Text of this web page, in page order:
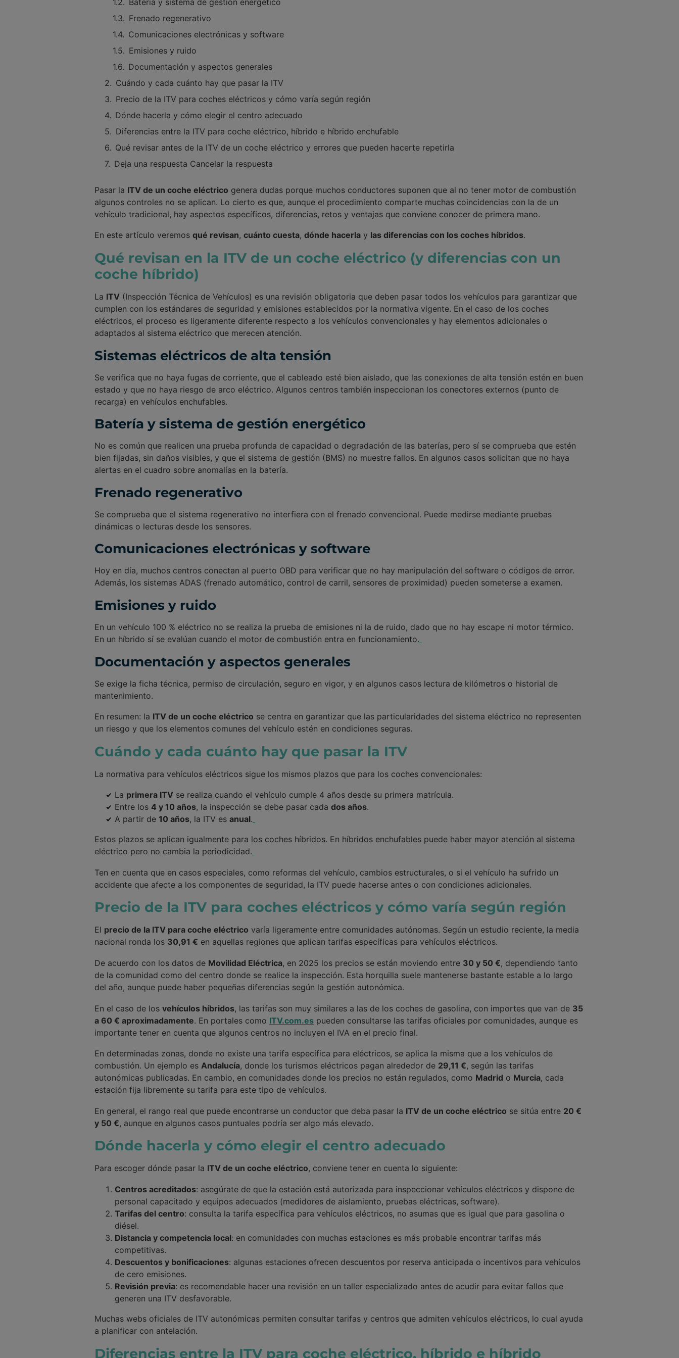
Frenado regenerativo
Comunicaciones electrónicas y software
Emisiones y ruido
Documentación y aspectos generales
Cuándo y cada cuánto hay que pasar la ITV
Precio de la ITV para coches eléctricos y cómo varía según región
Dónde hacerla y cómo elegir el centro adecuado
Diferencias entre la ITV para coche eléctrico, híbrido e híbrido enchufable
Qué revisar antes de la ITV de un coche eléctrico y errores que pueden hacerte repetirla
Deja una respuesta Cancelar la respuesta
Pasar la ITV de un coche eléctrico genera dudas porque muchos conductores suponen que al no tener motor de combustión
algunos controles no se aplican. Lo cierto es que, aunque el procedimiento comparte muchas coincidencias con la de un
vehículo tradicional, hay aspectos específicos, diferencias, retos y ventajas que conviene conocer de primera mano.
En este artículo veremos qué revisan, cuánto cuesta, dónde hacerla y las diferencias con los coches híbridos.
Qué revisan en la ITV de un coche eléctrico (y diferencias con un
coche híbrido)
La ITV (Inspección Técnica de Vehículos) es una revisión obligatoria que deben pasar todos los vehículos para garantizar que
cumplen con los estándares de seguridad y emisiones establecidos por la normativa vigente. En el caso de los coches
eléctricos, el proceso es ligeramente diferente respecto a los vehículos convencionales y hay elementos adicionales o
adaptados al sistema eléctrico que merecen atención.
Sistemas eléctricos de alta tensión
Se verifica que no haya fugas de corriente, que el cableado esté bien aislado, que las conexiones de alta tensión estén en buen
estado y que no haya riesgo de arco eléctrico. Algunos centros también inspeccionan los conectores externos (punto de
recarga) en vehículos enchufables.
Batería y sistema de gestión energético
No es común que realicen una prueba profunda de capacidad o degradación de las baterías, pero sí se comprueba que estén
bien fijadas, sin daños visibles, y que el sistema de gestión (BMS) no muestre fallos. En algunos casos solicitan que no haya
alertas en el cuadro sobre anomalías en la batería.
Frenado regenerativo
Se comprueba que el sistema regenerativo no interfiera con el frenado convencional. Puede medirse mediante pruebas
dinámicas o lecturas desde los sensores.
Comunicaciones electrónicas y software
Hoy en día, muchos centros conectan al puerto OBD para verificar que no hay manipulación del software o códigos de error.
Además, los sistemas ADAS (frenado automático, control de carril, sensores de proximidad) pueden someterse a examen.
Emisiones y ruido
En un vehículo 100 % eléctrico no se realiza la prueba de emisiones ni la de ruido, dado que no hay escape ni motor térmico.
En un híbrido sí se evalúan cuando el motor de combustión entra en funcionamiento.
Documentación y aspectos generales
Se exige la ficha técnica, permiso de circulación, seguro en vigor, y en algunos casos lectura de kilómetros o historial de
mantenimiento.
En resumen: la ITV de un coche eléctrico se centra en garantizar que las particularidades del sistema eléctrico no representen
un riesgo y que los elementos comunes del vehículo estén en condiciones seguras.
Cuándo y cada cuánto hay que pasar la ITV
La normativa para vehículos eléctricos sigue los mismos plazos que para los coches convencionales:
La primera ITV se realiza cuando el vehículo cumple 4 años desde su primera matrícula.
Entre los 4 y 10 años, la inspección se debe pasar cada dos años.
A partir de 10 años, la ITV es anual.
Estos plazos se aplican igualmente para los coches híbridos. En híbridos enchufables puede haber mayor atención al sistema
eléctrico pero no cambia la periodicidad.
Ten en cuenta que en casos especiales, como reformas del vehículo, cambios estructurales, o si el vehículo ha sufrido un
accidente que afecte a los componentes de seguridad, la ITV puede hacerse antes o con condiciones adicionales.
Precio de la ITV para coches eléctricos y cómo varía según región
El precio de la ITV para coche eléctrico varía ligeramente entre comunidades autónomas. Según un estudio reciente, la media
nacional ronda los 30,91 € en aquellas regiones que aplican tarifas específicas para vehículos eléctricos.
De acuerdo con los datos de Movilidad Eléctrica, en 2025 los precios se están moviendo entre 30 y 50 €, dependiendo tanto
de la comunidad como del centro donde se realice la inspección. Esta horquilla suele mantenerse bastante estable a lo largo
del año, aunque puede haber pequeñas diferencias según la gestión autonómica.
En el caso de los vehículos híbridos, las tarifas son muy similares a las de los coches de gasolina, con importes que van de 35
a 60 € aproximadamente. En portales como ITV.com.es pueden consultarse las tarifas oficiales por comunidades, aunque es
importante tener en cuenta que algunos centros no incluyen el IVA en el precio final.
En determinadas zonas, donde no existe una tarifa específica para eléctricos, se aplica la misma que a los vehículos de
combustión. Un ejemplo es Andalucía, donde los turismos eléctricos pagan alrededor de 29,11 €, según las tarifas
autonómicas publicadas. En cambio, en comunidades donde los precios no están regulados, como Madrid o Murcia, cada
estación fija libremente su tarifa para este tipo de vehículos.
En general, el rango real que puede encontrarse un conductor que deba pasar la ITV de un coche eléctrico se sitúa entre 20 €
y 50 €, aunque en algunos casos puntuales podría ser algo más elevado.
Dónde hacerla y cómo elegir el centro adecuado
Para escoger dónde pasar la ITV de un coche eléctrico, conviene tener en cuenta lo siguiente:
Centros acreditados: asegúrate de que la estación está autorizada para inspeccionar vehículos eléctricos y dispone de
personal capacitado y equipos adecuados (medidores de aislamiento, pruebas eléctricas, software).
Tarifas del centro: consulta la tarifa específica para vehículos eléctricos, no asumas que es igual que para gasolina o
diésel.
Distancia y competencia local: en comunidades con muchas estaciones es más probable encontrar tarifas más
competitivas.
Descuentos y bonificaciones: algunas estaciones ofrecen descuentos por reserva anticipada o incentivos para vehículos
de cero emisiones.
Revisión previa: es recomendable hacer una revisión en un taller especializado antes de acudir para evitar fallos que
generen una ITV desfavorable.
Muchas webs oficiales de ITV autonómicas permiten consultar tarifas y centros que admiten vehículos eléctricos, lo cual ayuda
a planificar con antelación.
Diferencias entre la ITV para coche eléctrico, híbrido e híbrido